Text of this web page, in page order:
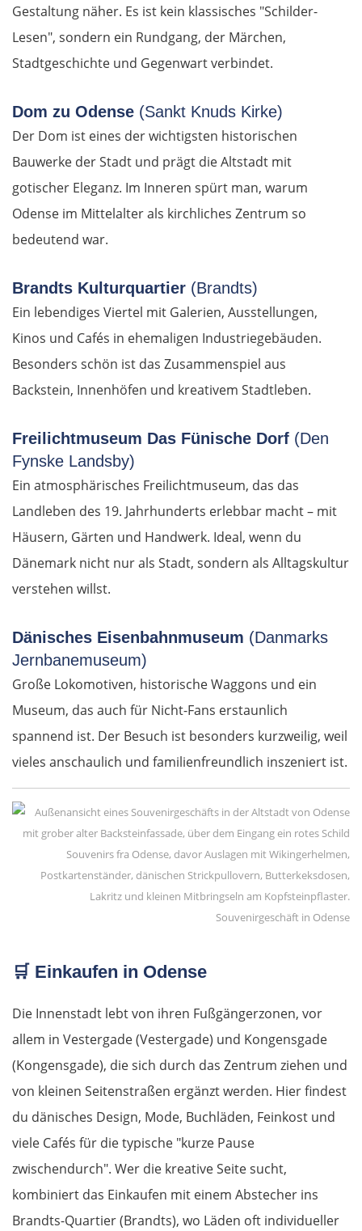
Gestaltung näher. Es ist kein klassisches "Schilder-
Lesen", sondern ein Rundgang, der Märchen,
Stadtgeschichte und Gegenwart verbindet.
Dom zu Odense (Sankt Knuds Kirke)
Der Dom ist eines der wichtigsten historischen
Bauwerke der Stadt und prägt die Altstadt mit
gotischer Eleganz. Im Inneren spürt man, warum
Odense im Mittelalter als kirchliches Zentrum so
bedeutend war.
Brandts Kulturquartier (Brandts)
Ein lebendiges Viertel mit Galerien, Ausstellungen,
Kinos und Cafés in ehemaligen Industriegebäuden.
Besonders schön ist das Zusammenspiel aus
Backstein, Innenhöfen und kreativem Stadtleben.
Freilichtmuseum Das Fünische Dorf (Den
Fynske Landsby)
Ein atmosphärisches Freilichtmuseum, das das
Landleben des 19. Jahrhunderts erlebbar macht – mit
Häusern, Gärten und Handwerk. Ideal, wenn du
Dänemark nicht nur als Stadt, sondern als Alltagskultur
verstehen willst.
Dänisches Eisenbahnmuseum (Danmarks
Jernbanemuseum)
Große Lokomotiven, historische Waggons und ein
Museum, das auch für Nicht-Fans erstaunlich
spannend ist. Der Besuch ist besonders kurzweilig, weil
vieles anschaulich und familienfreundlich inszeniert ist.
Souvenirgeschäft in Odense
🛒 Einkaufen in Odense
Die Innenstadt lebt von ihren Fußgängerzonen, vor
allem in Vestergade (Vestergade) und Kongensgade
(Kongensgade), die sich durch das Zentrum ziehen und
von kleinen Seitenstraßen ergänzt werden. Hier findest
du dänisches Design, Mode, Buchläden, Feinkost und
viele Cafés für die typische "kurze Pause
zwischendurch". Wer die kreative Seite sucht,
kombiniert das Einkaufen mit einem Abstecher ins
Brandts-Quartier (Brandts), wo Läden oft individueller